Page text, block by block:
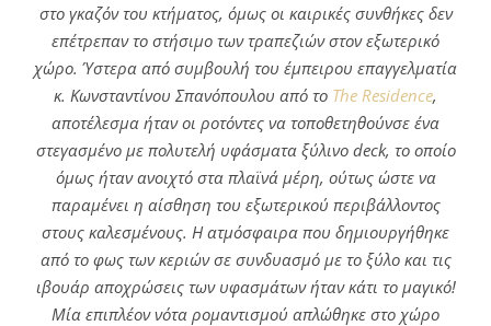
στο γκαζόν του κτήματος, όμως οι καιρικές συνθήκες δεν
επέτρεπαν το στήσιμο των τραπεζιών στον εξωτερικό
χώρο. Ύστερα από συμβουλή του έμπειρου επαγγελματία
κ. Κωνσταντίνου Σπανόπουλου από το The Residence,
αποτέλεσμα ήταν οι ροτόντες να τοποθετηθούνσε ένα
στεγασμένο με πολυτελή υφάσματα ξύλινο deck, το οποίο
όμως ήταν ανοιχτό στα πλαϊνά μέρη, ούτως ώστε να
παραμένει η αίσθηση του εξωτερικού περιβάλλοντος
στους καλεσμένους. Η ατμόσφαιρα που δημιουργήθηκε
από το φως των κεριών σε συνδυασμό με το ξύλο και τις
ιβουάρ αποχρώσεις των υφασμάτων ήταν κάτι το μαγικό!
Μία επιπλέον νότα ρομαντισμού απλώθηκε στο χώρο